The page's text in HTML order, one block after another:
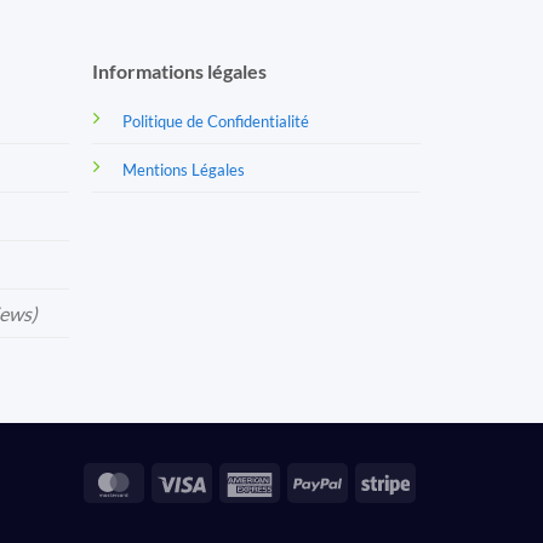
Informations légales
Politique de Confidentialité
Mentions Légales
MasterCard
Visa
AmericanPayPal Stripe